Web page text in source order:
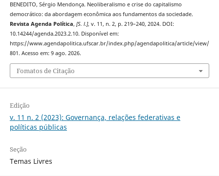
BENEDITO, Sérgio Mendonça. Neoliberalismo e crise do capitalismo
democrático: da abordagem econômica aos fundamentos da sociedade.
Revista Agenda Política, [S. l.], v. 11, n. 2, p. 219–240, 2024. DOI:
10.14244/agenda.2023.2.10. Disponível em:
https://www.agendapolitica.ufscar.br/index.php/agendapolitica/article/view/
801. Acesso em: 9 ago. 2026.
Fomatos de Citação
Edição
v. 11 n. 2 (2023): Governança, relações federativas e
políticas públicas
Seção
Temas Livres